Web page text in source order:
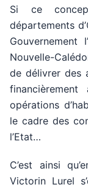
Si ce
départements
Nouvelle-
de délivrer des
opérations
le cadre des
l’Etat…
C’est ainsi
Victorin Lurel